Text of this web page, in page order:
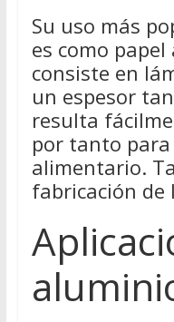
Su uso más
es como
consiste en
un espesor
resulta
por tanto
alimentario.
fabricación